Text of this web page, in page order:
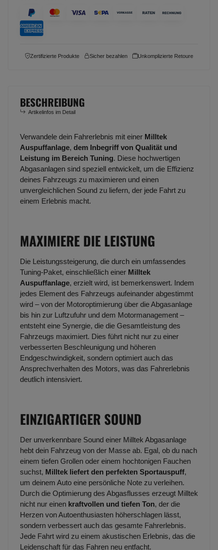
Zertifizierte Produkte Sicher bezahlen Unkomplizierte Retoure
BESCHREIBUNG
Artikelinfos im Detail
Verwandele dein Fahrerlebnis mit einer Milltek
Auspuffanlage, dem Inbegriff von Qualität und
Leistung im Bereich Tuning. Diese hochwertigen
Abgasanlagen sind speziell entwickelt, um die Effizienz
deines Fahrzeugs zu maximieren und einen
unvergleichlichen Sound zu liefern, der jede Fahrt zu
einem Erlebnis macht.
MAXIMIERE DIE LEISTUNG
Die Leistungssteigerung, die durch ein umfassendes
Tuning-Paket, einschließlich einer Milltek
Auspuffanlage, erzielt wird, ist bemerkenswert. Indem
jedes Element des Fahrzeugs aufeinander abgestimmt
wird – von der Motoroptimierung über die Abgasanlage
bis hin zur Luftzufuhr und dem Motormanagement –
entsteht eine Synergie, die die Gesamtleistung des
Fahrzeugs maximiert. Dies führt nicht nur zu einer
verbesserten Beschleunigung und höheren
Endgeschwindigkeit, sondern optimiert auch das
Ansprechverhalten des Motors, was das Fahrerlebnis
deutlich intensiviert.
EINZIGARTIGER SOUND
Der unverkennbare Sound einer Milltek Abgasanlage
hebt dein Fahrzeug von der Masse ab. Egal, ob du nach
einem tiefen Grollen oder einem hochtonigen Fauchen
suchst, Milltek liefert den perfekten Sportauspuff,
um deinem Auto eine persönliche Note zu verleihen.
Durch die Optimierung des Abgasflusses erzeugt Milltek
nicht nur einen kraftvollen und tiefen Ton, der die
Herzen von Autoenthusiasten höherschlagen lässt,
sondern verbessert auch das gesamte Fahrerlebnis.
Jede Fahrt wird zu einem akustischen Erlebnis, das die
Leidenschaft für das Fahren neu entfacht.